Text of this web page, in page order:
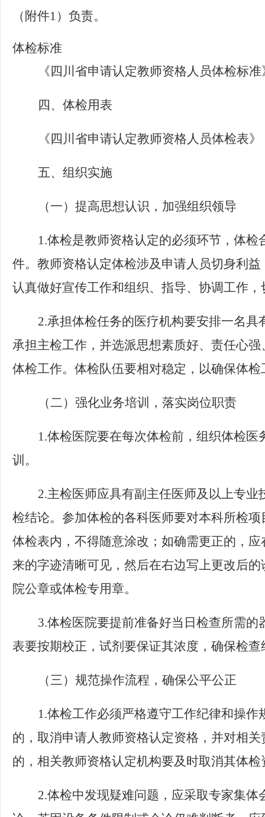
（附件1）负责。
体检标准
《四川省申请认定教师资格人员体检标
四、体检用表
《四川省申请认定教师资格人员体检表
五、组织实施
（一）提高思想认识，加强组织领导
1.体检是教师资格认定的必须环节，体
件。教师资格认定体检涉及申请人员切身利
认真做好宣传工作和组织、指导、协调工作
2.承担体检任务的医疗机构要安排一名
承担主检工作，并选派思想素质好、责任心
体检工作。体检队伍要相对稳定，以确保体
（二）强化业务培训，落实岗位职责
1.体检医院要在每次体检前，组织体检
训。
2.主检医师应具有副主任医师及以上专
检结论。参加体检的各科医师要对本科所检
体检表内，不得随意涂改；如确需更正的，
来的字迹清晰可见，然后在右边写上更改后
院公章或体检专用章。
3.体检医院要提前准备好当日检查所需
表要按期校正，试剂要保证其浓度，确保检查
（三）规范操作流程，确保公平公正
1.体检工作必须严格遵守工作纪律和操
的，取消申请人教师资格认定资格，并对相
的，相关教师资格认定机构要及时取消其体检
2.体检中发现疑难问题，应采取专家集